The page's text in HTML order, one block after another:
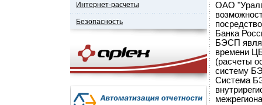
Интернет-расчеты
Безопасность
ОАО
Банка
БЭСП
времени
(расчеты
систему
Система